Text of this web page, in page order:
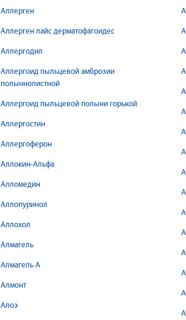
Аллерген
Аллерген лайс дерматофагоидес
Аллергодил
Аллергоид пыльцевой амброзии
полыннолистной
Аллергоид пыльцевой полыни горькой
Аллергостин
Аллергоферон
Аллокин-Альфа
Алломедин
Аллопуринол
Аллохол
Алмагель
Алмагель А
Алмонт
Алоэ